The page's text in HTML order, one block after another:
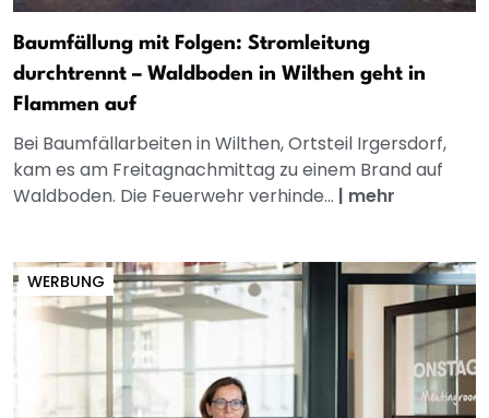
Baumfällung mit Folgen: Stromleitung
durchtrennt – Waldboden in Wilthen geht in
Flammen auf
Bei Baumfällarbeiten in Wilthen, Ortsteil Irgersdorf,
kam es am Freitagnachmittag zu einem Brand auf
Waldboden. Die Feuerwehr verhinde... | mehr
WERBUNG